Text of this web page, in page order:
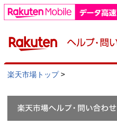
楽天市場トップ>